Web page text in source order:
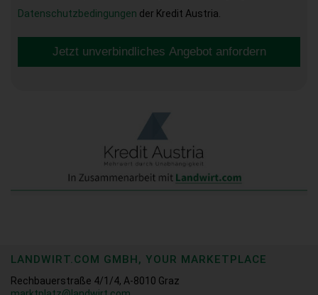
Datenschutzbedingungen der Kredit Austria.
Jetzt unverbindliches Angebot anfordern
LANDWIRT.COM GMBH, YOUR MARKETPLACE
Rechbauerstraße 4/1/4, A-8010 Graz